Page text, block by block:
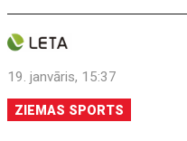
19. janvāris, 15:37
ZIEMAS SPORTS